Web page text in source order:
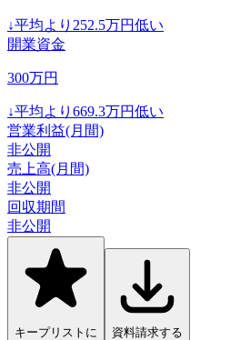
↓平均より 252.5万円低い
開業資金
300万円
↓平均より 669.3万円低い
営業利益(月間)
非公開
売上高(月間)
非公開
回収期間
非公開
キープリストに
資料請求する